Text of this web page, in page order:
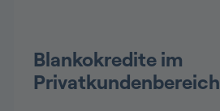
Blankokredite im
Privatkundenbereich